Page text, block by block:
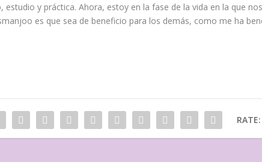
y práctica. Ahora, estoy en la fase de la vida en la que
es que sea de beneficio para los demás, como me ha
RATE: